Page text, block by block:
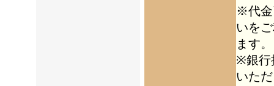
※代金
いを
ます。
※銀行
いた